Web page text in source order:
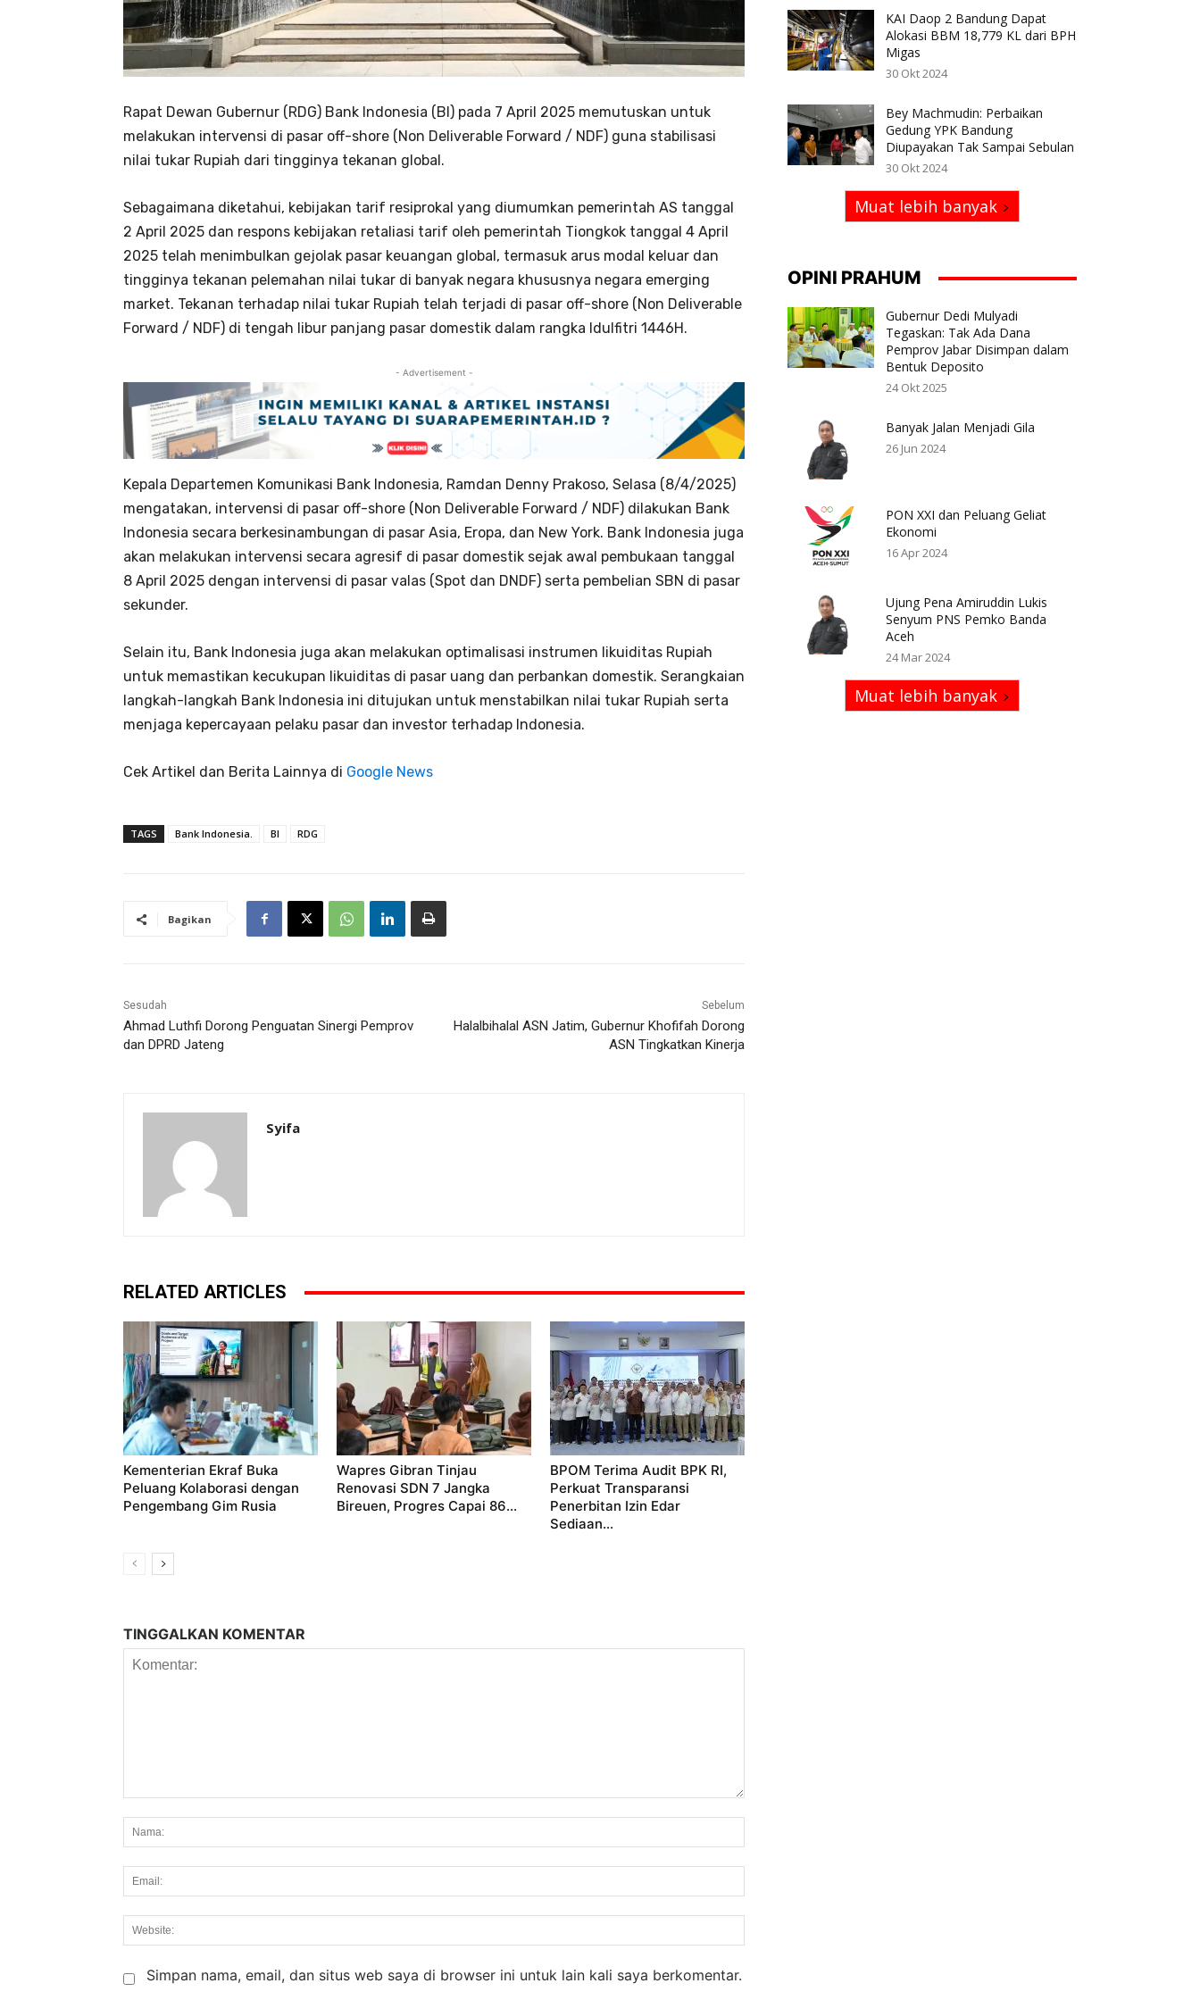
Rapat Dewan Gubernur (RDG) Bank Indonesia (BI) pada 7 April 2025 memutuskan untuk
melakukan intervensi di pasar off-shore (Non Deliverable Forward / NDF) guna stabilisasi
nilai tukar Rupiah dari tingginya tekanan global.
Sebagaimana diketahui, kebijakan tarif resiprokal yang diumumkan pemerintah AS tanggal
2 April 2025 dan respons kebijakan retaliasi tarif oleh pemerintah Tiongkok tanggal 4 April
2025 telah menimbulkan gejolak pasar keuangan global, termasuk arus modal keluar dan
tingginya tekanan pelemahan nilai tukar di banyak negara khususnya negara emerging
market. Tekanan terhadap nilai tukar Rupiah telah terjadi di pasar off-shore (Non Deliverable
Forward / NDF) di tengah libur panjang pasar domestik dalam rangka Idulfitri 1446H.​
- Advertisement -
Kepala Departemen Komunikasi Bank Indonesia, Ramdan Denny Prakoso, Selasa (8/4/2025)
mengatakan, intervensi di pasar off-shore (Non Deliverable Forward / NDF) dilakukan Bank
Indonesia secara berkesinambungan di pasar Asia, Eropa, dan New York. Bank Indonesia juga
akan melakukan intervensi secara agresif di pasar domestik sejak awal pembukaan tanggal
8 April 2025 dengan intervensi di pasar valas (Spot dan DNDF) serta pembelian SBN di pasar
sekunder.
Selain itu, Bank Indonesia juga akan melakukan optimalisasi instrumen likuiditas Rupiah
untuk memastikan kecukupan likuiditas di pasar uang dan perbankan domestik. Serangkaian
langkah-langkah Bank Indonesia ini ditujukan untuk menstabilkan nilai tukar Rupiah serta
menjaga kepercayaan pelaku pasar dan investor terhadap Indonesia.
Cek Artikel dan Berita Lainnya di Google News
TAGS Bank Indonesia. BI RDG
Bagikan
Sesudah
Ahmad Luthfi Dorong Penguatan Sinergi Pemprov
dan DPRD Jateng
Sebelum
Halalbihalal ASN Jatim, Gubernur Khofifah Dorong
ASN Tingkatkan Kinerja
Syifa
RELATED ARTICLES
Kementerian Ekraf Buka
Peluang Kolaborasi dengan
Pengembang Gim Rusia
Wapres Gibran Tinjau
Renovasi SDN 7 Jangka
Bireuen, Progres Capai 86...
BPOM Terima Audit BPK RI,
Perkuat Transparansi
Penerbitan Izin Edar
Sediaan...
TINGGALKAN KOMENTAR
Simpan nama, email, dan situs web saya di browser ini untuk lain kali saya berkomentar.
KAI Daop 2 Bandung Dapat
Alokasi BBM 18,779 KL dari BPH
Migas
30 Okt 2024
Bey Machmudin: Perbaikan
Gedung YPK Bandung
Diupayakan Tak Sampai Sebulan
30 Okt 2024
Muat lebih banyak
OPINI PRAHUM
Gubernur Dedi Mulyadi
Tegaskan: Tak Ada Dana
Pemprov Jabar Disimpan dalam
Bentuk Deposito
24 Okt 2025
Banyak Jalan Menjadi Gila
26 Jun 2024
PON XXI dan Peluang Geliat
Ekonomi
16 Apr 2024
Ujung Pena Amiruddin Lukis
Senyum PNS Pemko Banda
Aceh
24 Mar 2024
Muat lebih banyak